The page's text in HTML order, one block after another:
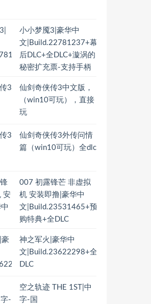
小小梦魇3|豪华中
文|Build.22781237+幕
后DLC+全DLC+漩涡的
秘密扩充票-支持手柄
仙剑奇侠传3中文版，
（win10可玩），直接
玩
仙剑奇侠传3外传问情
篇（win10可玩）全dlc
007 初露锋芒 非虚拟
机 安装即撸|豪华中
文|Build.23531465+预
购特典+全DLC
神之军火|豪华中
文|Build.23622298+全
DLC
空之轨迹 THE 1ST|中
字-国